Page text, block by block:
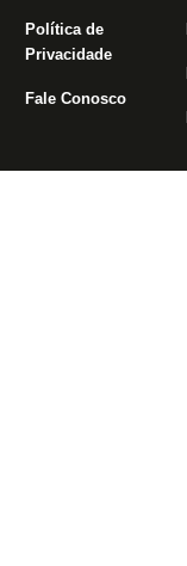
Política de
Privacidade
Fale Conosco